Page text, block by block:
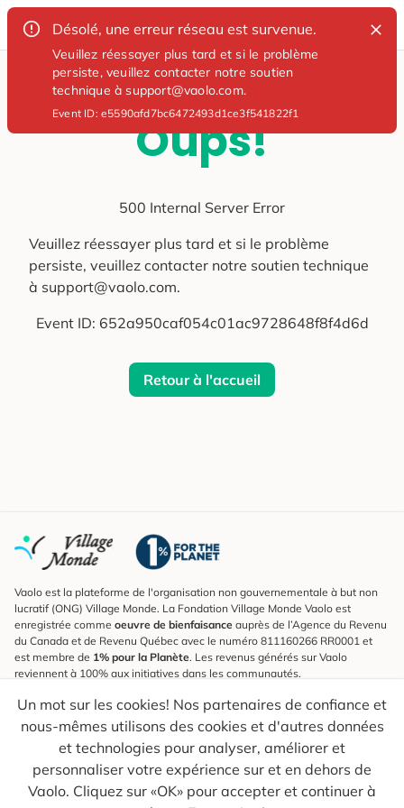
Désolé, une erreur réseau est survenue.
Veuillez réessayer plus tard et si le problème
persiste, veuillez contacter notre soutien
technique à support@vaolo.com.
Event ID:e5590afd7bc6472493d1ce3f541822f1
Oups!
500 Internal Server Error
Veuillez réessayer plus tard et si le problème
persiste, veuillez contacter notre soutien technique
à support@vaolo.com.
Event ID: 652a950caf054c01ac9728648f8f4d6d
Retour à l'accueil
Un mot sur les cookies! Nos partenaires de confiance et
nous-mêmes utilisons des cookies et d'autres données
et technologies pour analyser, améliorer et
personnaliser votre expérience sur et en dehors de
Vaolo. Cliquez sur «OK» pour accepter et continuer à
Vaolo est la plateforme de l'organisation non gouvernementale à but non
lucratif (ONG) Village Monde. La Fondation Village Monde Vaolo est
enregistrée comme oeuvre de bienfaisance auprès de l’Agence du Revenu
du Canada et de Revenu Québec avec le numéro 811160266 RR0001 et
est membre de 1% pour la Planète. Les revenus générés sur Vaolo
reviennent à 100% aux initiatives dans les communautés.
S'inscrire à l'infolettre
Pour connaître les nouveautés, suivre nos explorateurs et recevoir des
astuces pour des voyages plus conscients.
Ton courriel Envoyer